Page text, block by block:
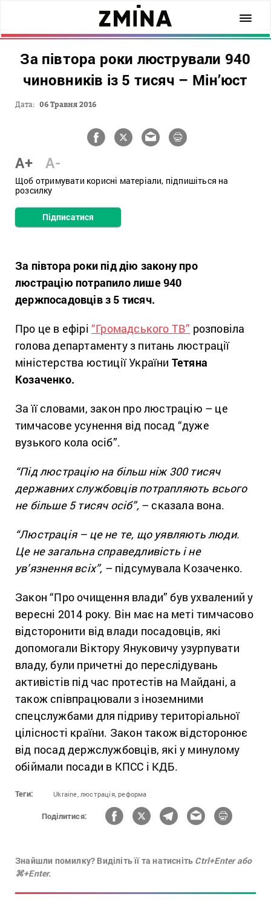
За півтора роки люстрували 940
чиновників із 5 тисяч – Мін’юст
Дата: 06 Травня 2016
A+ A-
Щоб отримувати корисні матеріали, підпишіться на
розсилку
Підписатися
За півтора роки під дію закону про
люстрацію потрапило лише 940
держпосадовців з 5 тисяч.
Про це в ефірі “Громадського ТВ” розповіла
голова департаменту з питань люстрації
міністерства юстиції України Тетяна
Козаченко.
За її словами, закон про люстрацію – це
тимчасове усунення від посад “дуже
вузького кола осіб”.
“Під люстрацію на більш ніж 300 тисяч
державних службовців потрапляють всього
не більше 5 тисяч осіб”,– сказала вона.
“Люстрація – це не те, що уявляють люди.
Це не загальна справедливість і не
ув’язнення всіх”, – підсумувала Козаченко.
Закон “Про очищення влади” був ухвалений у
вересні 2014 року. Він має на меті тимчасово
відсторонити від влади посадовців, які
допомогали Віктору Януковичу узурпувати
владу, були причетні до переслідувань
активістів під час протестів на Майдані, а
також співпрацювали з іноземними
спецслужбами для підриву територіальної
цілісності країни. Закон також відсторонює
від посад держслужбовців, які у минулому
обіймали посади в КПСС і КДБ.
Теги: Ukraine, люстрація, реформа
Поділитися:
Знайшли помилку? Виділіть її та натисніть Ctrl+Enter або
⌘+Enter.